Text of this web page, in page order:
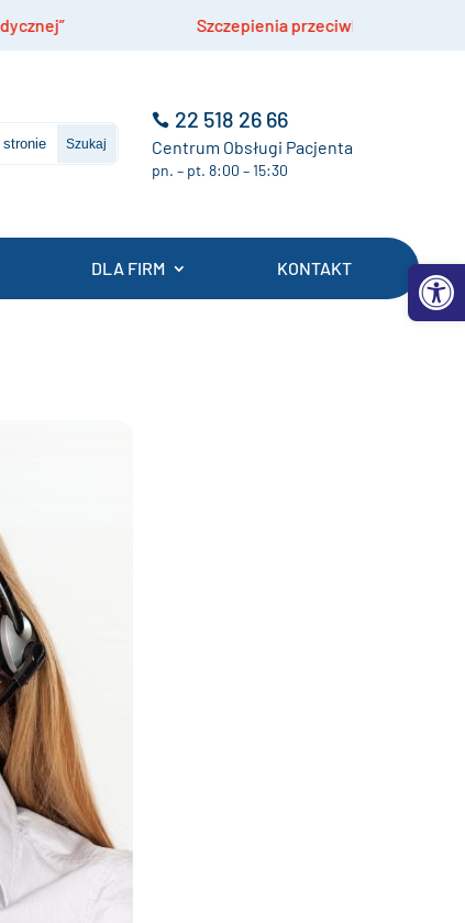
Szczepienia przeciwko meningokokom dla
22 518 26 66
Centrum Obsługi Pacjenta
pn. – pt. 8:00 – 15:30
DLA FIRM KONTAKT